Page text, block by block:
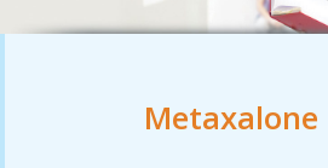
Metaxalone